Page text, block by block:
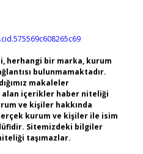
herhangi bir marka, kurum
bulunmamaktadır.
makaleler
alan içerikler haber niteliği
ve kişiler hakkında
kurum ve kişiler ile isim
Sitemizdeki bilgiler
taşımazlar.